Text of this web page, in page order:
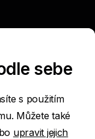
sebe
s použitím
Můžete také
upravit jejich